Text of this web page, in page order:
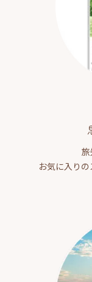
旅
お気に入り